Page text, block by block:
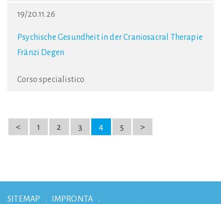
19/20.11.26
Psychische Gesundheit in der Craniosacral Therapie
Fränzi Degen
Corso specialistico
< 1 2 3 4 5 >
SITEMAP
IMPRONTA